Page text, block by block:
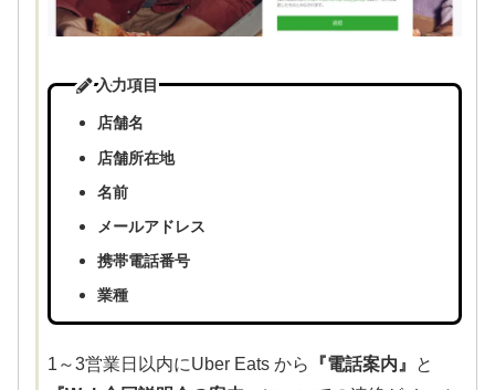
入力項目
店舗名
店舗所在地
名前
メールアドレス
携帯電話番号
業種
1～3営業日以内にUber Eats から 『電話案内』
と